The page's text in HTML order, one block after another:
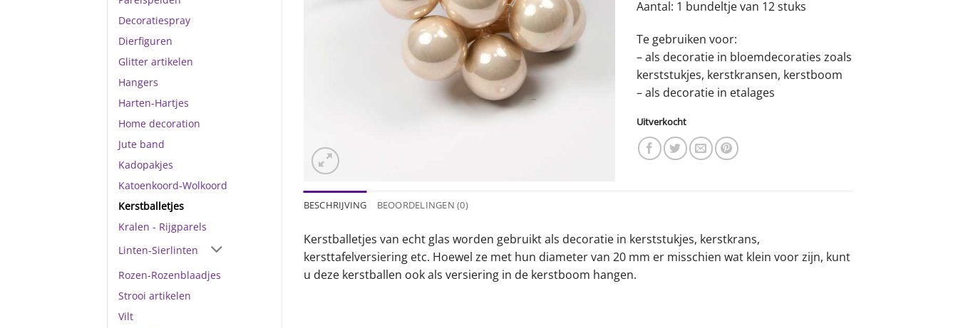
Decoratiespray
Dierfiguren
Glitter artikelen
Hangers
Harten-Hartjes
Home decoration
Jute band
Kadopakjes
Katoenkoord-Wolkoord
Kerstballetjes
Kralen - Rijgparels
Linten-Sierlinten
Rozen-Rozenblaadjes
Strooi artikelen
Vilt
Aantal: 1 bundeltje van 12 stuks
Te gebruiken voor:
– als decoratie in bloemdecoraties zoals
kerststukjes, kerstkransen, kerstboom
– als decoratie in etalages
Uitverkocht
BESCHRIJVING BEOORDELINGEN (0)
Kerstballetjes van echt glas worden gebruikt als decoratie in kerststukjes, kerstkrans,
kersttafelversiering etc. Hoewel ze met hun diameter van 20 mm er misschien wat klein voor zijn, kunt
u deze kerstballen ook als versiering in de kerstboom hangen.